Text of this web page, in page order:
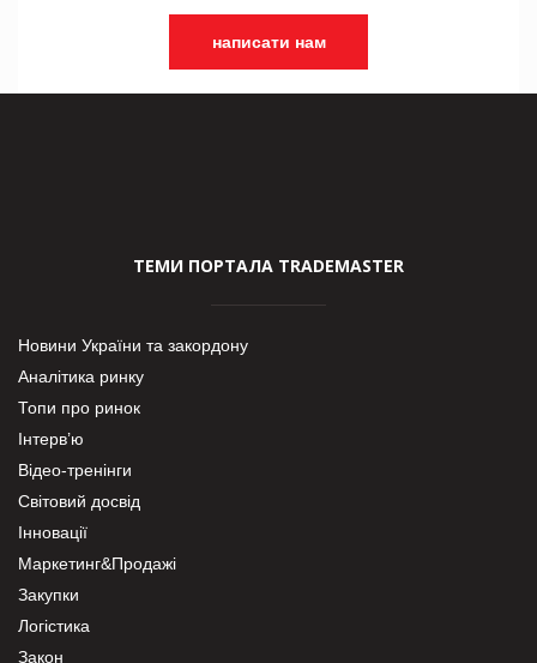
написати нам
ТЕМИ ПОРТАЛА TRADEMASTER
Новини України та закордону
Аналітика ринку
Топи про ринок
Інтерв’ю
Відео-тренінги
Світовий досвід
Інновації
Маркетинг&Продажі
Закупки
Логістика
Закон